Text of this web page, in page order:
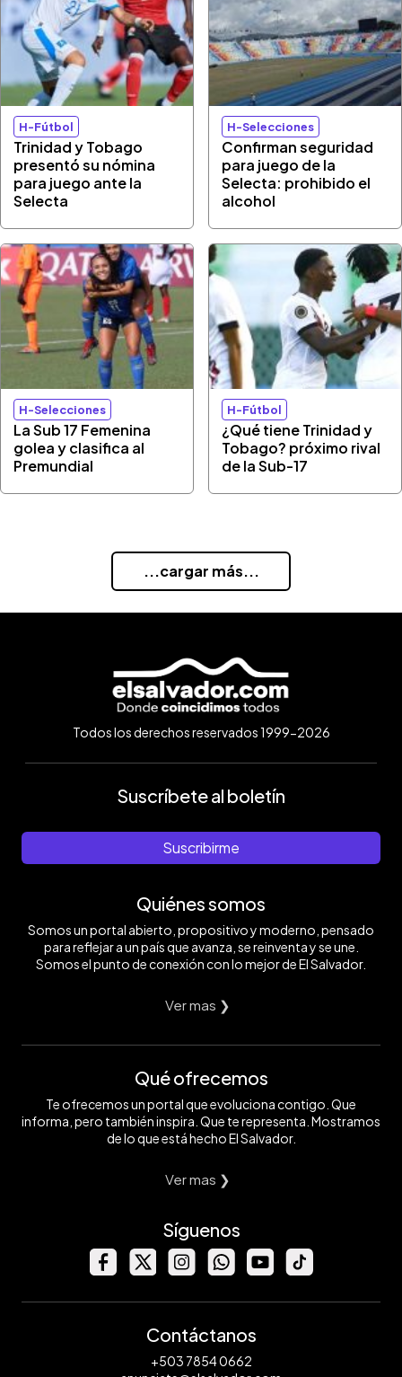
H-Fútbol
Trinidad y Tobago
presentó su nómina
para juego ante la
Selecta
H-Selecciones
Confirman seguridad
para juego de la
Selecta: prohibido el
alcohol
H-Selecciones
La Sub 17 Femenina
golea y clasifica al
Premundial
H-Fútbol
¿Qué tiene Trinidad y
Tobago? próximo rival
de la Sub-17
...cargar más...
Todos los derechos reservados 1999-2026
Suscríbete al boletín
Suscribirme
Quiénes somos
Somos un portal abierto, propositivo y moderno, pensado
para reflejar a un país que avanza, se reinventa y se une.
Somos el punto de conexión con lo mejor de El Salvador.
Ver mas ❯
Qué ofrecemos
Te ofrecemos un portal que evoluciona contigo. Que
informa, pero también inspira. Que te representa. Mostramos
de lo que está hecho El Salvador.
Ver mas ❯
Síguenos
Contáctanos
+503 7854 0662